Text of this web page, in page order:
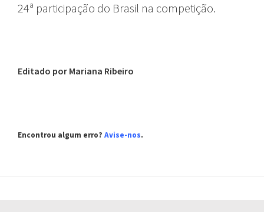
24ª participação do Brasil na competição.
Editado por Mariana Ribeiro
Encontrou algum erro? Avise-nos.